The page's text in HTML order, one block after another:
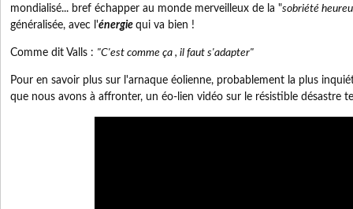
mondialisé... bref échapper au monde merveilleux de la "sobriété
généralisée, avec l'énergie qui va bien !
Comme dit Valls : "C'est comme ça , il faut s'adapter"
Pour en savoir plus sur l'arnaque éolienne, probablement la plus
que nous avons à affronter, un éo-lien vidéo sur le résistible désastre